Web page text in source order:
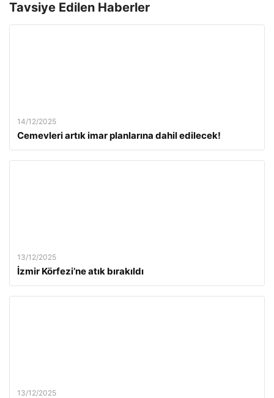
Tavsiye Edilen Haberler
14/12/2025
Cemevleri artık imar planlarına dahil edilecek!
13/12/2025
İzmir Körfezi’ne atık bırakıldı
13/12/2025